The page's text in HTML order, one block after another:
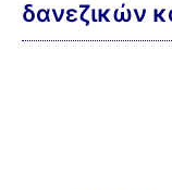
δανεζικών